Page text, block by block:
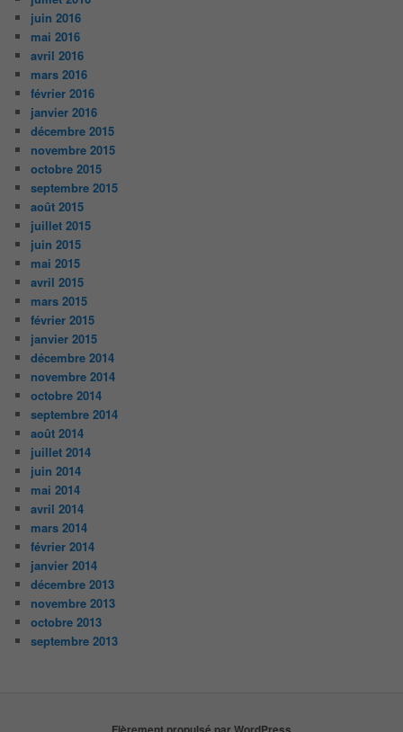
juin 2016
mai 2016
avril 2016
mars 2016
février 2016
janvier 2016
décembre 2015
novembre 2015
octobre 2015
septembre 2015
août 2015
juillet 2015
juin 2015
mai 2015
avril 2015
mars 2015
février 2015
janvier 2015
décembre 2014
novembre 2014
octobre 2014
septembre 2014
août 2014
juillet 2014
juin 2014
mai 2014
avril 2014
mars 2014
février 2014
janvier 2014
décembre 2013
novembre 2013
octobre 2013
septembre 2013